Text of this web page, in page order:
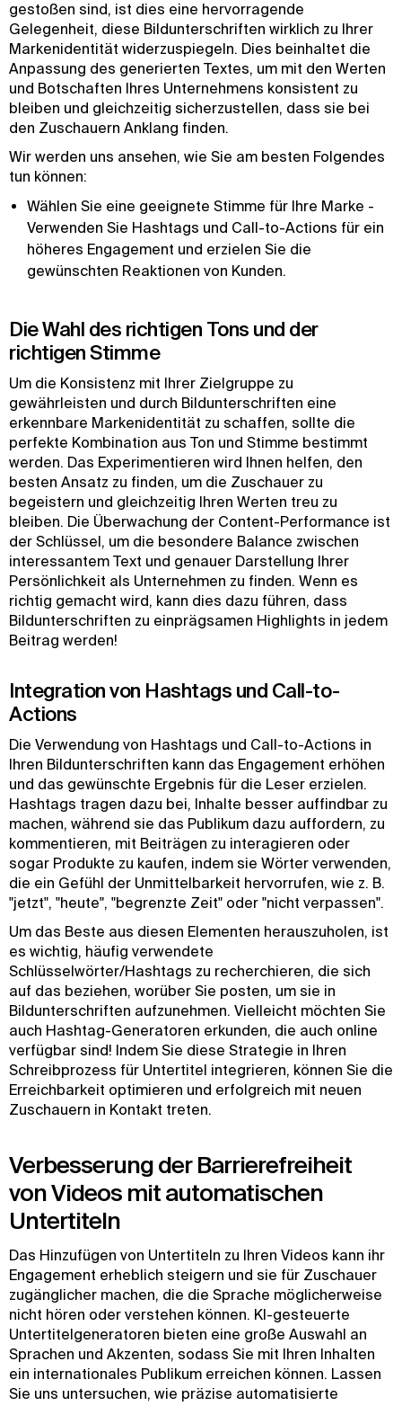
gestoßen sind, ist dies eine hervorragende
Gelegenheit, diese Bildunterschriften wirklich zu Ihrer
Markenidentität widerzuspiegeln. Dies beinhaltet die
Anpassung des generierten Textes, um mit den Werten
und Botschaften Ihres Unternehmens konsistent zu
bleiben und gleichzeitig sicherzustellen, dass sie bei
den Zuschauern Anklang finden.
Wir werden uns ansehen, wie Sie am besten Folgendes
tun können:
Wählen Sie eine geeignete Stimme für Ihre Marke -
Verwenden Sie Hashtags und Call-to-Actions für ein
höheres Engagement und erzielen Sie die
gewünschten Reaktionen von Kunden.
Die Wahl des richtigen Tons und der
richtigen Stimme
Um die Konsistenz mit Ihrer Zielgruppe zu
gewährleisten und durch Bildunterschriften eine
erkennbare Markenidentität zu schaffen, sollte die
perfekte Kombination aus Ton und Stimme bestimmt
werden. Das Experimentieren wird Ihnen helfen, den
besten Ansatz zu finden, um die Zuschauer zu
begeistern und gleichzeitig Ihren Werten treu zu
bleiben. Die Überwachung der Content-Performance ist
der Schlüssel, um die besondere Balance zwischen
interessantem Text und genauer Darstellung Ihrer
Persönlichkeit als Unternehmen zu finden. Wenn es
richtig gemacht wird, kann dies dazu führen, dass
Bildunterschriften zu einprägsamen Highlights in jedem
Beitrag werden!
Integration von Hashtags und Call-to-
Actions
Die Verwendung von Hashtags und Call-to-Actions in
Ihren Bildunterschriften kann das Engagement erhöhen
und das gewünschte Ergebnis für die Leser erzielen.
Hashtags tragen dazu bei, Inhalte besser auffindbar zu
machen, während sie das Publikum dazu auffordern, zu
kommentieren, mit Beiträgen zu interagieren oder
sogar Produkte zu kaufen, indem sie Wörter verwenden,
die ein Gefühl der Unmittelbarkeit hervorrufen, wie z. B.
"jetzt", "heute", "begrenzte Zeit" oder "nicht verpassen".
Um das Beste aus diesen Elementen herauszuholen, ist
es wichtig, häufig verwendete
Schlüsselwörter/Hashtags zu recherchieren, die sich
auf das beziehen, worüber Sie posten, um sie in
Bildunterschriften aufzunehmen. Vielleicht möchten Sie
auch Hashtag-Generatoren erkunden, die auch online
verfügbar sind! Indem Sie diese Strategie in Ihren
Schreibprozess für Untertitel integrieren, können Sie die
Erreichbarkeit optimieren und erfolgreich mit neuen
Zuschauern in Kontakt treten.
Verbesserung der Barrierefreiheit
von Videos mit automatischen
Untertiteln
Das Hinzufügen von Untertiteln zu Ihren Videos kann ihr
Engagement erheblich steigern und sie für Zuschauer
zugänglicher machen, die die Sprache möglicherweise
nicht hören oder verstehen können. KI-gesteuerte
Untertitelgeneratoren bieten eine große Auswahl an
Sprachen und Akzenten, sodass Sie mit Ihren Inhalten
ein internationales Publikum erreichen können. Lassen
Sie uns untersuchen, wie präzise automatisierte